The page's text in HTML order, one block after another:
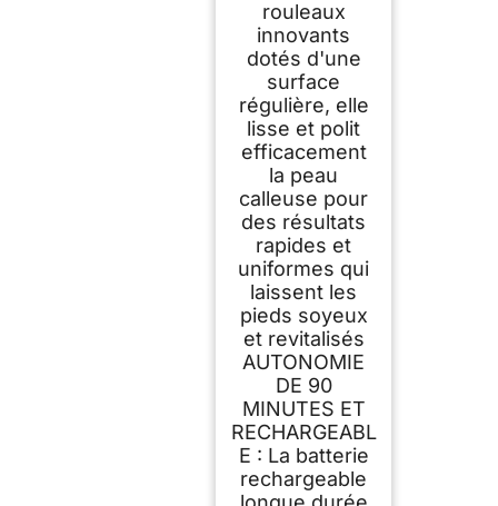
rouleaux
innovants
dotés d'une
surface
régulière, elle
lisse et polit
efficacement
la peau
calleuse pour
des résultats
rapides et
uniformes qui
laissent les
pieds soyeux
et revitalisés
AUTONOMIE
DE 90
MINUTES ET
RECHARGEABL
E : La batterie
rechargeable